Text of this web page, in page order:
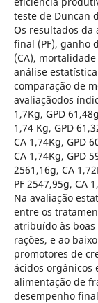
teste de Duncan
Os resultados da
final (PF), ganho
(CA),
análise
comparação de
avaliaçãodos
1,7Kg, GPD
1,74 Kg, GPD
CA 1,74Kg, GPD
CA 1,74Kg, GPD
2561,16g, CA
PF 2547,95g, CA
Na avaliação
entre os
atribuído às
rações, e ao
promotores de
ácidos orgânicos
alimentação de
desempenho